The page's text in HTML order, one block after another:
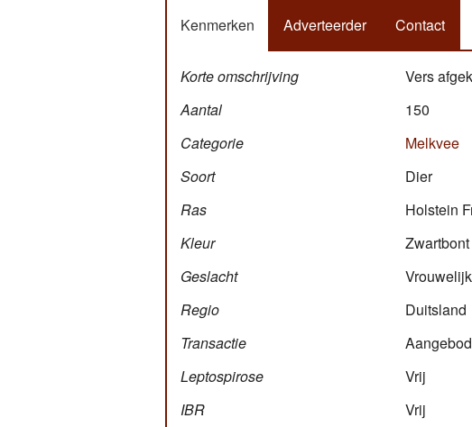
Kenmerken
Korte omschrijving
Vers
Aantal
150
Categorie
Melkvee
Soort
Dier
Ras
Holstein
Kleur
Zwartbont
Geslacht
Vrouwelijk
Regio
Duitsland
Transactie
Leptospirose
Vrij
IBR
Vrij
Adverteerder Contact